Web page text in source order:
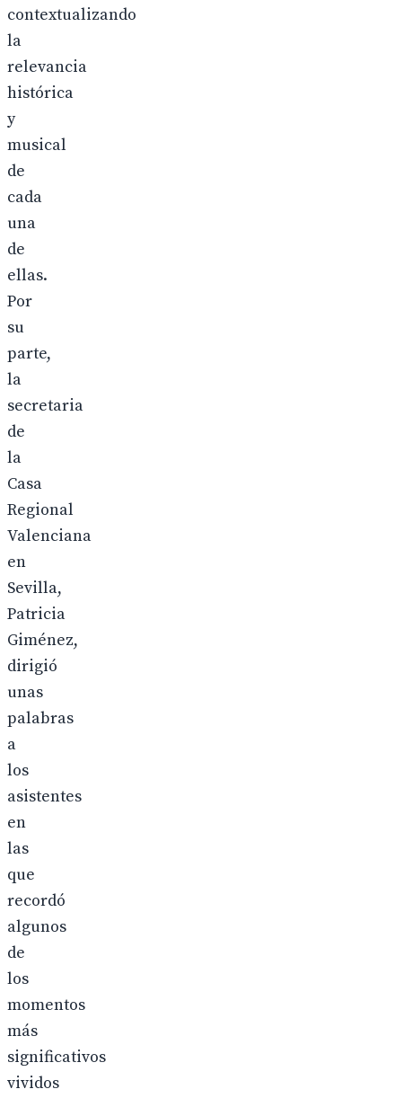
contextualizando
la
relevancia
histórica
y
musical
de
cada
una
de
ellas.
Por
su
parte,
la
secretaria
de
la
Casa
Regional
Valenciana
en
Sevilla,
Patricia
Giménez,
dirigió
unas
palabras
a
los
asistentes
en
las
que
recordó
algunos
de
los
momentos
más
significativos
vividos